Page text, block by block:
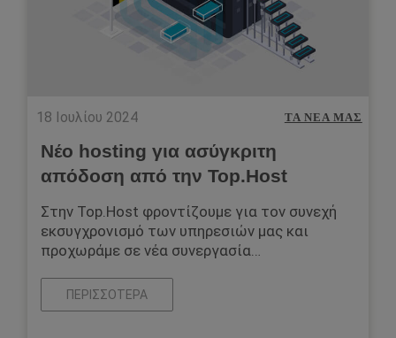
18 Ιουλίου 2024 ΤΑ ΝΈΑ ΜΑΣ
Νέο hosting για ασύγκριτη
απόδοση από την Top.Host
Στην Top.Host φροντίζουμε για τον συνεχή
εκσυγχρονισμό των υπηρεσιών μας και
προχωράμε σε νέα συνεργασία…
ΠΕΡΙΣΣΌΤΕΡΑ